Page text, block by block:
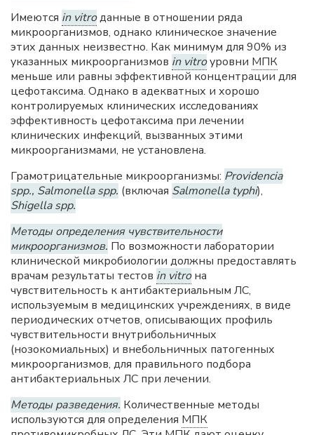
Имеются in vitroданные в отношении ряда
микроорганизмов, однако клиническое значение
этих данных неизвестно. Как минимум для 90% из
указанных микроорганизмов in vitroуровни МПК
меньше или равны эффективной концентрации для
цефотаксима. Однако в адекватных и хорошо
контролируемых клинических исследованиях
эффективность цефотаксима при лечении
клинических инфекций, вызванных этими
микроорганизмами, не установлена.
Грамотрицательные микроорганизмы: Providencia
spp., Salmonella spp. (включая Salmonella typhi),
Shigella spp.
Методы определения чувствительности
микроорганизмов. По возможности лаборатории
клинической микробиологии должны предоставлять
врачам результаты тестов in vitroна
чувствительность к антибактериальным ЛС,
используемым в медицинских учреждениях, в виде
периодических отчетов, описывающих профиль
чувствительности внутрибольничных
(нозокомиальных) и внебольничных патогенных
микроорганизмов, для правильного подбора
антибактериальных ЛС при лечении.
Методы разведения. Количественные методы
используются для определения МПК